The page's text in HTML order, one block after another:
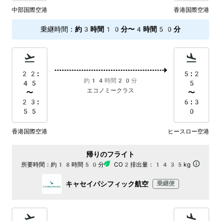
中部国際空港 香港国際空港
乗継時間 ： 約3時間10分〜4時間50分
22:
45
〜
23:
55
約14時間20分
エコノミークラス
5:2
5
〜
6:3
0
香港国際空港 ヒースロー空港
帰りのフライト
所要時間： 約18時間50分 CO2排出量： 1435kg
キャセイパシフィック航空 乗継便